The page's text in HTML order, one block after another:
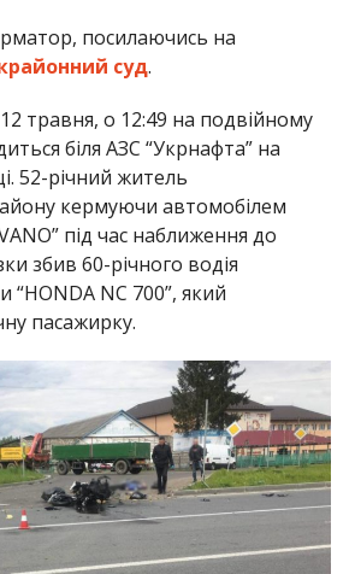
посилаючись на
суд.
12 травня, о 12:49 на подвійному
біля АЗС “Укрнафта” на
52-річний житель
кермуючи автомобілем
під час наближення до
збив 60-річного водія
NC 700”, який
пасажирку.